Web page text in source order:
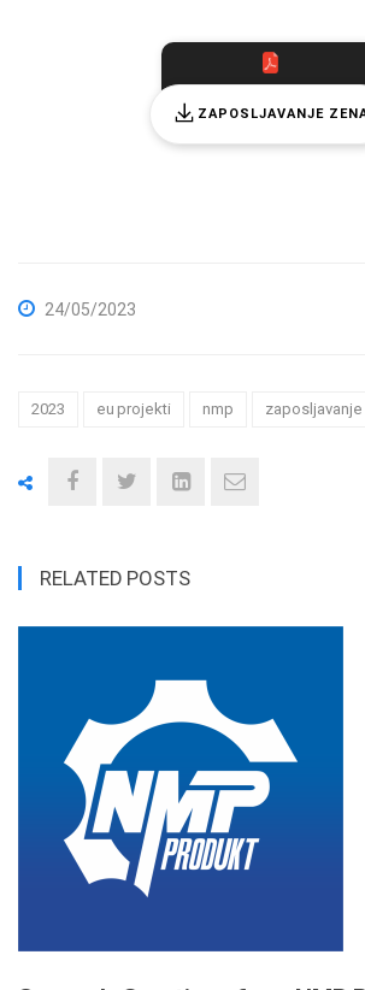
ZAPOSLJAVANJE
24/05/2023
2023 eu projekti nmp zaposljavanje
RELATED POSTS